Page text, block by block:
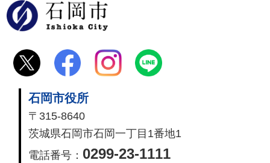
石岡市役所
〒315-8640
茨城県石岡市石岡一丁目1番地1
電話番号： 0299-23-1111